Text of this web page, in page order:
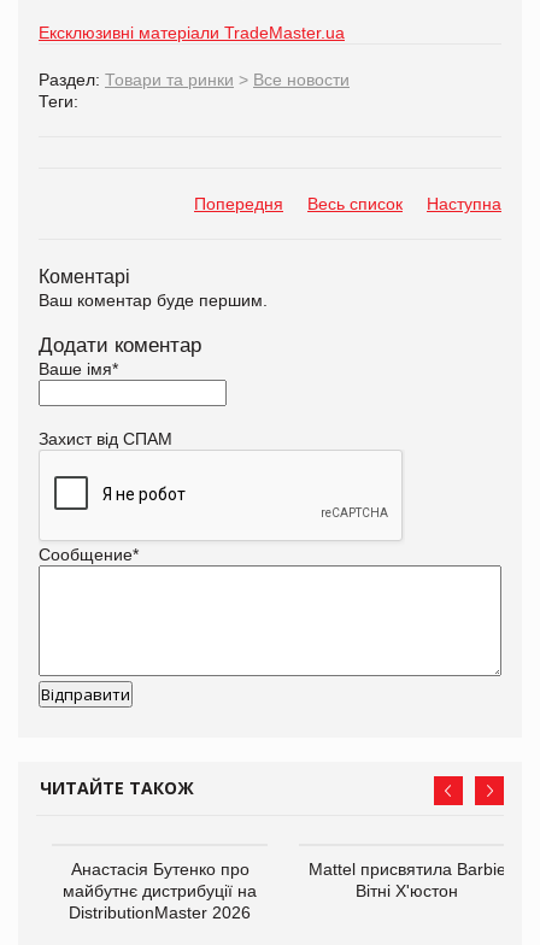
Ексклюзивні матеріали TradeMaster.ua
Раздел: Товари та ринки > Все новости
Теги:
Попередня Весь список Наступна
Коментарі
Ваш коментар буде першим.
Додати коментар
Ваше імя*
Захист від СПАМ
Сообщение*
ЧИТАЙТЕ ТАКОЖ
Анастасія Бутенко про
майбутнє дистрибуції на
DistributionMaster 2026
Mattel присвятила Barbie
Вітні Х'юстон